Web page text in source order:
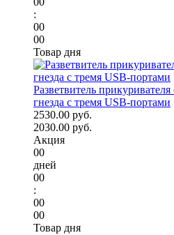
:
00
00
Товар дня
Разветвитель
гнезда с тремя USB-портами
2530.00 руб.
2030.00 руб.
Акция
00
дней
00
:
00
00
Товар дня